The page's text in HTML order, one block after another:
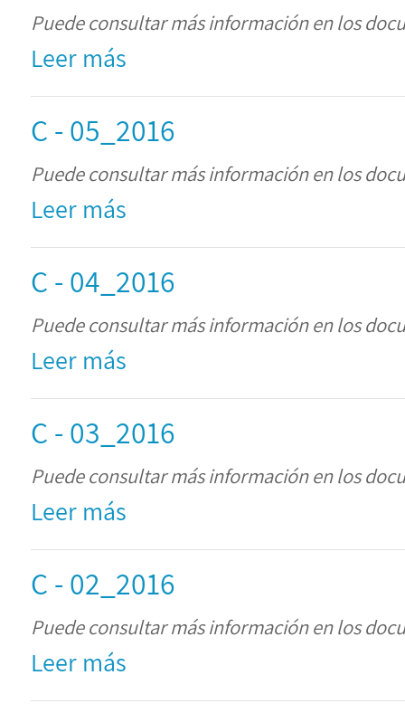
Puede consultar más información en los
Leer más
C - 05_2016
Puede consultar más información en los
Leer más
C - 04_2016
Puede consultar más información en los
Leer más
C - 03_2016
Puede consultar más información en los
Leer más
C - 02_2016
Puede consultar más información en los
Leer más